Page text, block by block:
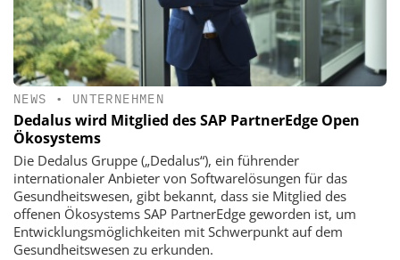
NEWS • UNTERNEHMEN
Dedalus wird Mitglied des SAP PartnerEdge Open
Ökosystems
Die Dedalus Gruppe („Dedalus“), ein führender
internationaler Anbieter von Softwarelösungen für das
Gesundheitswesen, gibt bekannt, dass sie Mitglied des
offenen Ökosystems SAP PartnerEdge geworden ist, um
Entwicklungsmöglichkeiten mit Schwerpunkt auf dem
Gesundheitswesen zu erkunden.